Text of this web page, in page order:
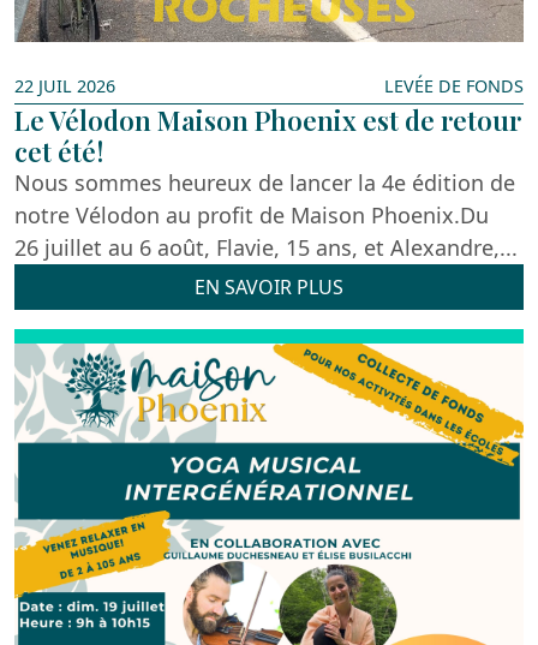
22 JUIL 2026 LEVÉE DE FONDS
Le Vélodon Maison Phoenix est de retour
cet été!
Nous sommes heureux de lancer la 4e édition de
notre Vélodon au profit de Maison Phoenix.Du
26 juillet au 6 août, Flavie, 15 ans, et Alexandre,...
EN SAVOIR PLUS